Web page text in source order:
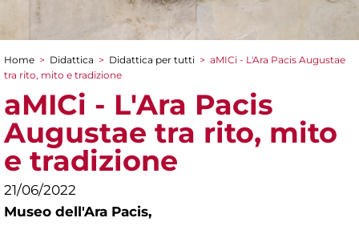
Tu sei qui
Home > Didattica > Didattica per tutti > aMICi - L'Ara Pacis Augustae
tra rito, mito e tradizione
aMICi - L'Ara Pacis
Augustae tra rito, mito
e tradizione
21/06/2022
Museo dell'Ara Pacis,